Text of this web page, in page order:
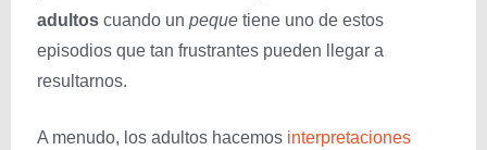
adultos cuando un peque tiene uno de estos
episodios que tan frustrantes pueden llegar a
resultarnos.
A menudo, los adultos hacemos interpretaciones